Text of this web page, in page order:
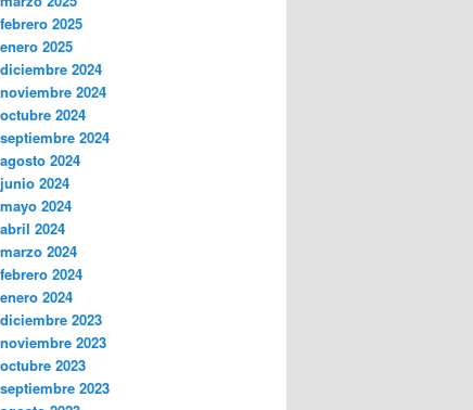
febrero 2025
enero 2025
diciembre 2024
noviembre 2024
octubre 2024
septiembre 2024
agosto 2024
junio 2024
mayo 2024
abril 2024
marzo 2024
febrero 2024
enero 2024
diciembre 2023
noviembre 2023
octubre 2023
septiembre 2023